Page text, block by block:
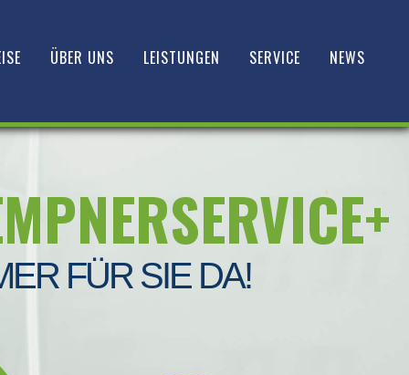
ÜBER UNS LEISTUNGEN SERVICE NEWS
FÜR SIE DA!